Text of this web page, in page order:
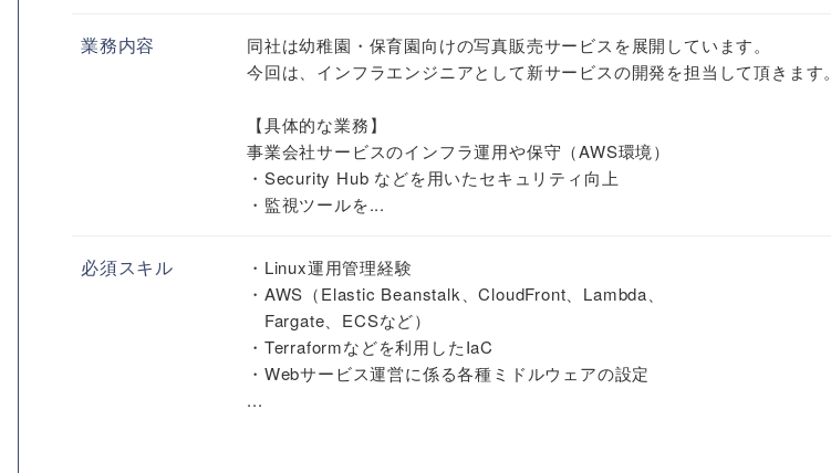
業務内容
同社は幼稚園・保育園向けの写真販売サービスを展開しています。
今回は、インフラエンジニアとして新サービスの開発を担当して頂きます。
【具体的な業務】
事業会社サービスのインフラ運用や保守（AWS環境）
・Security Hub などを用いたセキュリティ向上
・監視ツールを...
必須スキル
・Linux運用管理経験
・AWS（Elastic Beanstalk、CloudFront、Lambda、
Fargate、ECSなど）
・Terraformなどを利用したIaC
・Webサービス運営に係る各種ミドルウェアの設定
...